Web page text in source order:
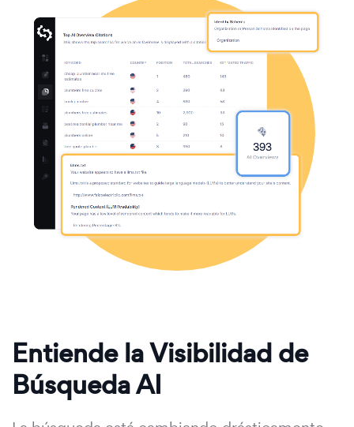
Entiende la Visibilidad de
Búsqueda AI